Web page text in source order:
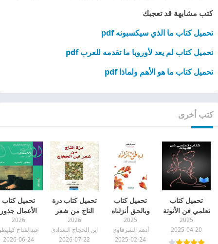
كتب مشابهة قد تعجبك
تحميل كتاب ما الذي سيكسبونه pdf
تحميل كتاب لم يعد لأوروبا ما تقدمه للعرب pdf
تحميل كتاب ما هو الأهم ولماذا pdf
كتب أخرى
تحميل كتاب
تعلمي فن الأنوثة
pdf
2025
2025-04-20
تحميل كتاب
وبالحق أنزلناه
pdf
2025
أدهم الشرقاوي
2025-02-24
تحميل كتاب درة
التاج من شعر
ابن الحجاج pdf
2026
ابن الحجاج البغدادي
2026-07-22
تحميل كتاب
الأعمال جذور
السرد (الجزء
الثالث) pdf
2026
عبدالفتاح
2026-06-24